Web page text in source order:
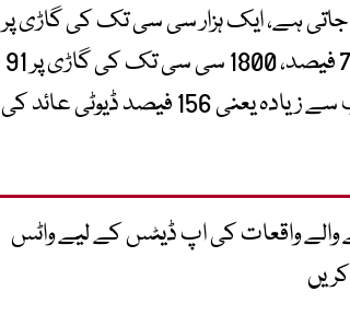
پر 50 فیصد ڈیوٹی لی جاتی ہے، ایک ہزار سی سی تک کی گاڑی پر
یہ شرح 71 فیصد ہے، 1500 سی سی تک کی گاڑی پر 76 فیصد، 1800 سی سی تک کی گاڑی پر 91
فیصد، جبکہ 2500 سی سی یا اس سے بڑی گاڑی پر سب سے زیادہ یعنی 156 فیصد ڈیوٹی عائد کی
والے واقعات کی اپ ڈیٹس کے لیے واٹس